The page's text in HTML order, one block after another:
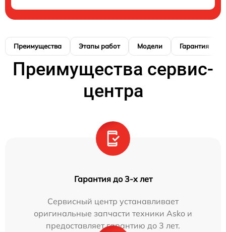
Преимущества Этапы работ Модели Гарантия
Преимущества сервис-
центра
Гарантия до 3-х лет
Сервисный центр устанавливает
оригинальные запчасти техники Asko и
предоставляет гарантию до 3 лет.